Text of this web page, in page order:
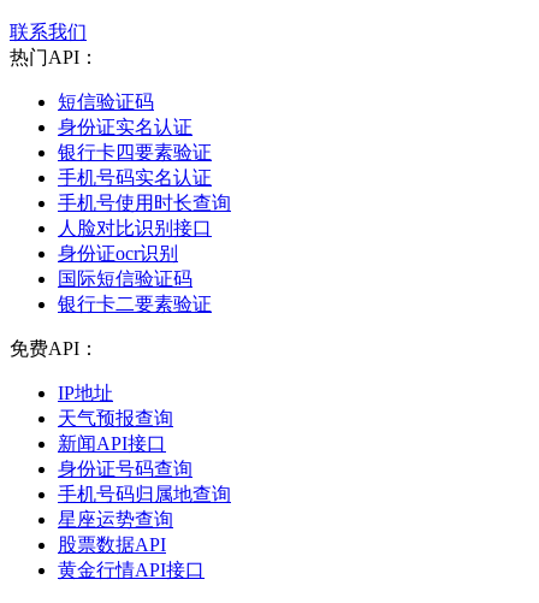
联系我们
热门API：
短信验证码
身份证实名认证
银行卡四要素验证
手机号码实名认证
手机号使用时长查询
人脸对比识别接口
身份证ocr识别
国际短信验证码
银行卡二要素验证
免费API：
IP地址
天气预报查询
新闻API接口
身份证号码查询
手机号码归属地查询
星座运势查询
股票数据API
黄金行情API接口